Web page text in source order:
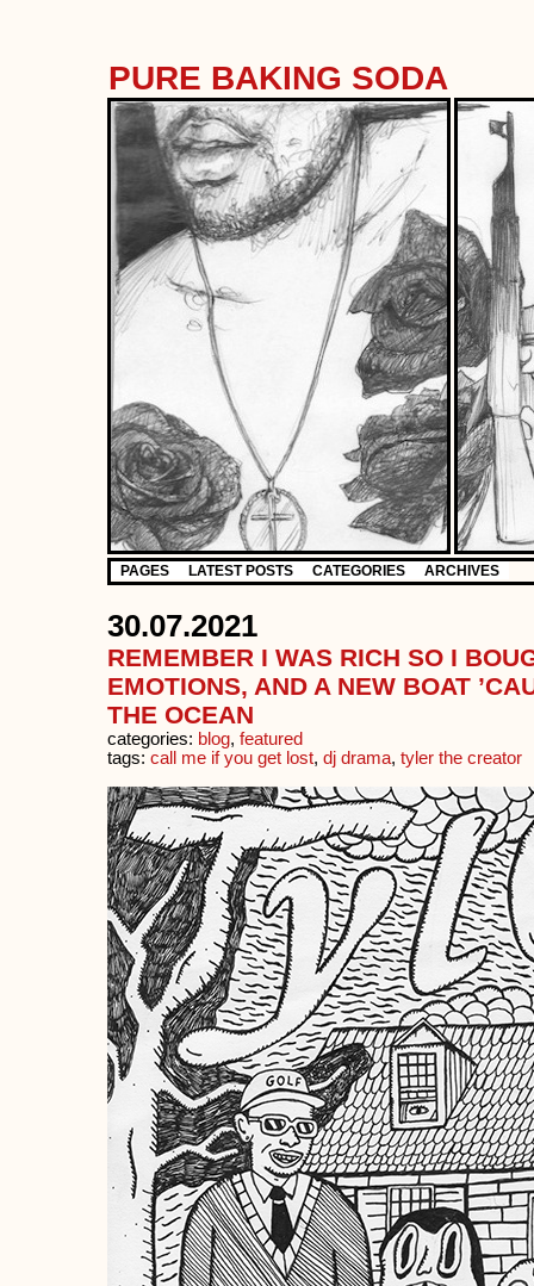
PURE BAKING SODA
PAGES LATEST POSTS CATEGORIES ARCHIVES
30.07.2021
REMEMBER I WAS RICH SO I
EMOTIONS, AND A NEW BOAT
THE OCEAN
categories: blog, featured
tags: call me if you get lost, dj drama, tyler the creator